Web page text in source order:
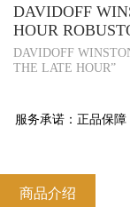
DAVIDOFF
HOUR
DAVIDOFF
THE LATE HOUR”
服务承诺： 正品保障
商品介绍